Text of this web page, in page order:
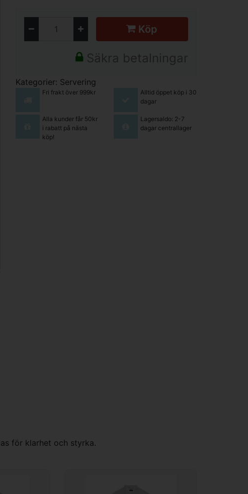
Köp
Säkra betalningar
Kategorier: Servering
Fri frakt över 999kr
Alltid öppet köp i 30
dagar
Alla kunder får 50kr
i rabatt på nästa
köp!
Lagersaldo: 2-7
dagar centrallager
för klarhet och styrka.